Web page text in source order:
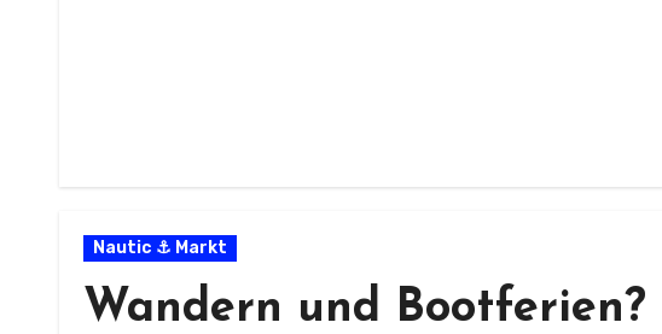
Nautic ⚓ Markt
Wandern und Bootferien?